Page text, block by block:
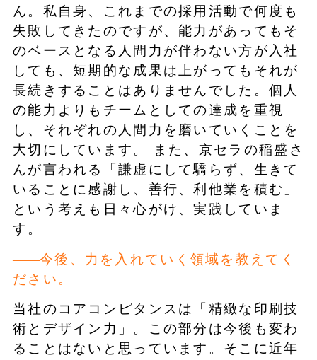
ん。私自身、これまでの採用活動で何度も
失敗してきたのですが、能力があってもそ
のベースとなる人間力が伴わない方が入社
しても、短期的な成果は上がってもそれが
長続きすることはありませんでした。個人
の能力よりもチームとしての達成を重視
し、それぞれの人間力を磨いていくことを
大切にしています。 また、京セラの稲盛さ
んが言われる「謙虚にして驕らず、生きて
いることに感謝し、善行、利他業を積む」
という考えも日々心がけ、実践していま
す。
今後、力を入れていく領域を教えてく
ださい。
当社のコアコンピタンスは「精緻な印刷技
術とデザイン力」。この部分は今後も変わ
ることはないと思っています。そこに近年